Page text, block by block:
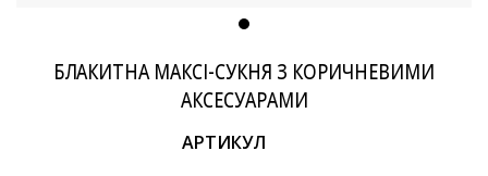
БЛАКИТНА МАКСІ-СУКНЯ З КОРИЧНЕВИМИ
АКСЕСУАРАМИ
АРТИКУЛ